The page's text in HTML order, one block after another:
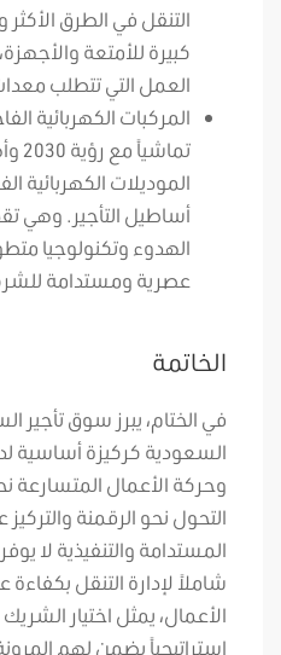
التنقل في الطرق
كبيرة للأمتعة
العمل التي تتطلب
الموديلات الكهربائية
أساطيل التأجير. وهي
الهدوء وتكنولوجيا
عصرية ومستدامة
الخاتمة
في الختام، يبرز سوق تأجير
السعودية كركيزة أساسية
التحول نحو الرقمنة
المستدامة والتنفيذية لا
شاملاً لإدارة التنقل بكفاءة
الأعمال، يمثل اختيار الشريك
استراتيجياً يضمن لهم